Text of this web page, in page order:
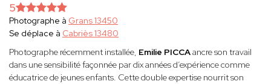
5
Photographe à Grans 13450
Se déplace à Cabriès 13480
Photographe récemment installée, Emilie PICCAancre son travail
dans une sensibilité façonnée par dix années d’expérience comme
éducatrice de jeunes enfants. Cette double expertise nourrit son